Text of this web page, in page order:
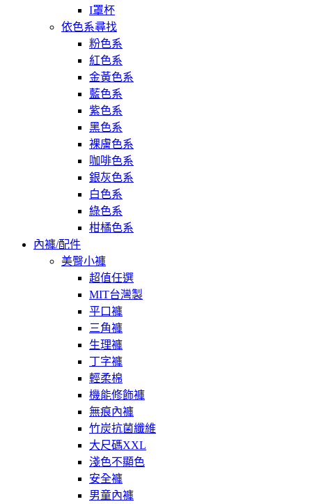
I罩杯
依色系尋找
粉色系
紅色系
金黃色系
藍色系
紫色系
黑色系
裸膚色系
咖啡色系
銀灰色系
白色系
綠色系
柑橘色系
內褲/配件
美臀小褲
超值任選
MIT台灣製
平口褲
三角褲
生理褲
丁字褲
輕柔棉
機能修飾褲
無痕內褲
竹炭抗菌纖維
大尺碼XXL
淺色不顯色
安全褲
男童內褲